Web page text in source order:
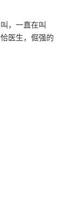
，一直在叫
医生，倔强的